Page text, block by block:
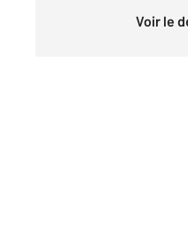
Voir le